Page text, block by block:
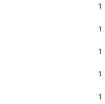
1
1
1
1
1